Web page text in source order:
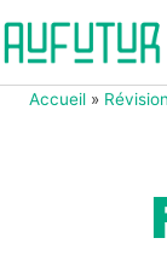
Accueil »